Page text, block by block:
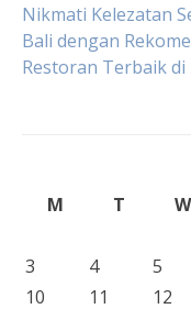
Post
Nikmati Kelezatan
Bali dengan
Restoran Terbaik di
M
T W
3
4 5
10
11 12